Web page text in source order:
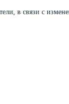
в связи с